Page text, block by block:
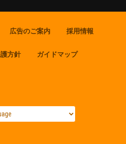
広告のご案内 採用情報
方針 ガイドマップ